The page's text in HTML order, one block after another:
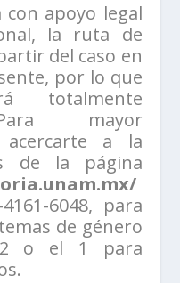
con apoyo legal
la ruta de
del caso en
por lo que
totalmente
mayor
acercarte a la
de la página
6048, para
de género
2 o el 1 para